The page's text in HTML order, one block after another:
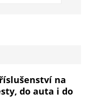
na
do auta i do